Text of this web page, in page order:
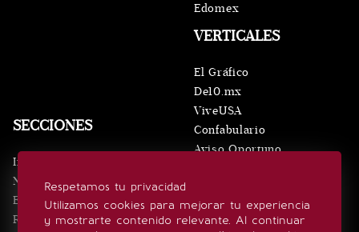
Respetamos tu privacidad
Utilizamos cookies para mejorar tu experiencia
y mostrarte contenido relevante. Al continuar
SECCIONES
Inicio
Noticias
Eventos
Realeza
VERTICALES
El Gráfico
De10.mx
ViveUSA
Confabulario
Aviso Oportuno
Edomex